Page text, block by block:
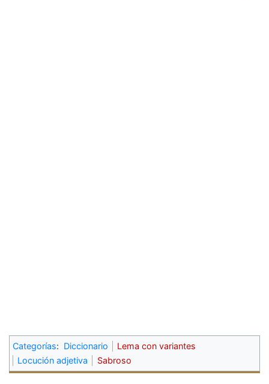
Categorías: Diccionario
Lema con variantes
Locución adjetiva
Sabroso